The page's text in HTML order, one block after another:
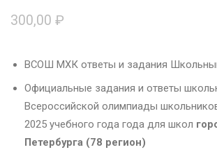
300,00 ₽
ВСОШ МХК ответы и задания
Официальные задания и ответы
Всероссийской олимпиады
2025 учебного года года для школ
Петербурга (78 регион)